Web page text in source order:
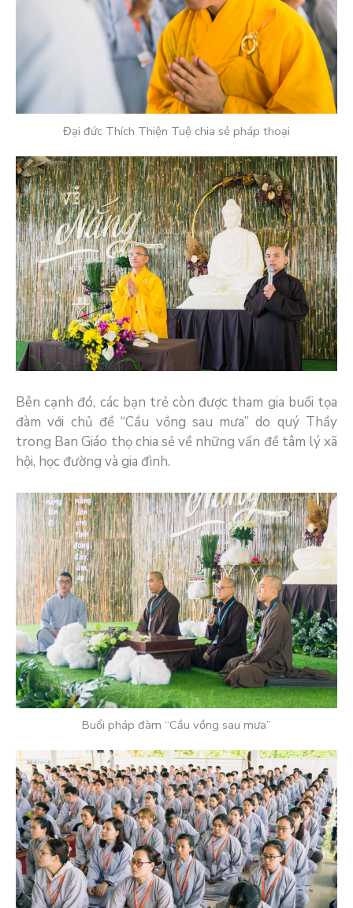
Đại đức Thích Thiện Tuệ chia sẻ pháp thoại
Bên cạnh đó, các bạn trẻ còn được tham gia buổi tọa
đàm với chủ đề “Cầu vồng sau mưa” do quý Thầy
trong Ban Giáo thọ chia sẻ về những vấn đề tâm lý xã
hội, học đường và gia đình.
Buổi pháp đàm “Cầu vồng sau mưa”